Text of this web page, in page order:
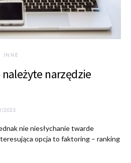
INNE
narzędzie
2023
nie niesłychanie twarde
opcja to faktoring – ranking